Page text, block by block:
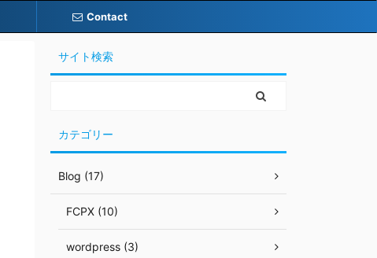
Contact
サイト検索
カテゴリー
Blog (17)
FCPX (10)
wordpress (3)